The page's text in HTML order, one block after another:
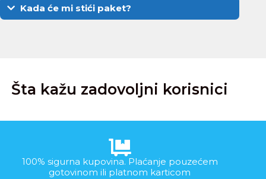
Kada će mi stići paket?
Šta kažu zadovoljni korisnici
100% sigurna kupovina. Plaćanje pouzećem
gotovinom ili platnom karticom